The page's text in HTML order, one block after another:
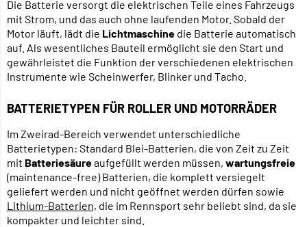
Die Batterie versorgt die elektrischen Teile eines Fahrzeugs
mit Strom, und das auch ohne laufenden Motor. Sobald der
Motor läuft, lädt die Lichtmaschine die Batterie automatisch
auf. Als wesentliches Bauteil ermöglicht sie den Start und
gewährleistet die Funktion der verschiedenen elektrischen
Instrumente wie Scheinwerfer, Blinker und Tacho.
BATTERIETYPEN FÜR ROLLER UND MOTORRÄDER
Im Zweirad-Bereich verwendet unterschiedliche
Batterietypen: Standard Blei-Batterien, die von Zeit zu Zeit
mit Batteriesäureaufgefüllt werden müssen, wartungsfreie
(maintenance-free) Batterien, die komplett versiegelt
geliefert werden und nicht geöffnet werden dürfen sowie
Lithium-Batterien, die im Rennsport sehr beliebt sind, da sie
kompakter und leichter sind.